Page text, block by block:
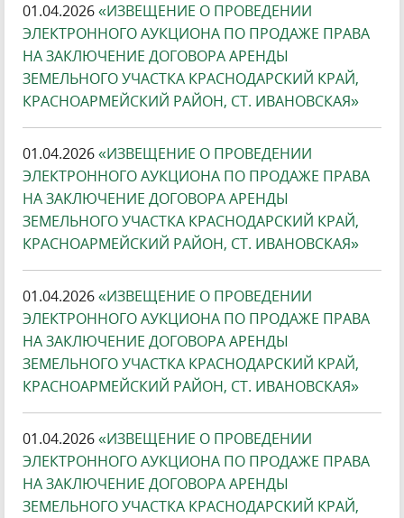
01.04.2026«ИЗВЕЩЕНИЕ О ПРОВЕДЕНИИ
ЭЛЕКТРОННОГО АУКЦИОНА ПО ПРОДАЖЕ ПРАВА
НА ЗАКЛЮЧЕНИЕ ДОГОВОРА АРЕНДЫ
ЗЕМЕЛЬНОГО УЧАСТКА КРАСНОДАРСКИЙ КРАЙ,
КРАСНОАРМЕЙСКИЙ РАЙОН, СТ. ИВАНОВСКАЯ»
01.04.2026«ИЗВЕЩЕНИЕ О ПРОВЕДЕНИИ
ЭЛЕКТРОННОГО АУКЦИОНА ПО ПРОДАЖЕ ПРАВА
НА ЗАКЛЮЧЕНИЕ ДОГОВОРА АРЕНДЫ
ЗЕМЕЛЬНОГО УЧАСТКА КРАСНОДАРСКИЙ КРАЙ,
КРАСНОАРМЕЙСКИЙ РАЙОН, СТ. ИВАНОВСКАЯ»
01.04.2026«ИЗВЕЩЕНИЕ О ПРОВЕДЕНИИ
ЭЛЕКТРОННОГО АУКЦИОНА ПО ПРОДАЖЕ ПРАВА
НА ЗАКЛЮЧЕНИЕ ДОГОВОРА АРЕНДЫ
ЗЕМЕЛЬНОГО УЧАСТКА КРАСНОДАРСКИЙ КРАЙ,
КРАСНОАРМЕЙСКИЙ РАЙОН, СТ. ИВАНОВСКАЯ»
01.04.2026«ИЗВЕЩЕНИЕ О ПРОВЕДЕНИИ
ЭЛЕКТРОННОГО АУКЦИОНА ПО ПРОДАЖЕ ПРАВА
НА ЗАКЛЮЧЕНИЕ ДОГОВОРА АРЕНДЫ
ЗЕМЕЛЬНОГО УЧАСТКА КРАСНОДАРСКИЙ КРАЙ,